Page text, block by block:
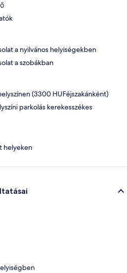
a nyilvános helyiségekben
a szobákban
(3300 HUFéjszakánként)
parkolás kerekesszékes
helyeken